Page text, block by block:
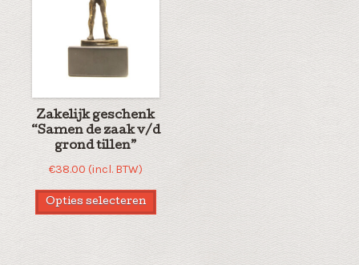
Zakelijk geschenk
“Samen de zaak v/d
grond tillen”
€38.00 (incl. BTW)
Opties selecteren